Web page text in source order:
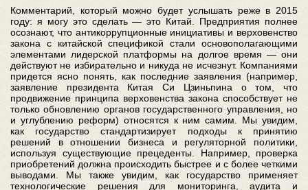
Комментарий, который можно будет услышать реже в 2015
году: я могу это сделать — это Китай. Предприятия полнее
осознают, что антикоррупционные инициативы и верховенство
закона с китайской спецификой стали основополагающими
элементами лидерской платформы на долгое время — они
действуют не избирательно и никуда не исчезнут. Компаниями
придется ясно понять, как последние заявления (например,
заявление президента Китая Си Цзиньпина о том, что
продвижение принципа верховенства закона способствует не
только обновлению органов государственного управления, но
и углублению реформ) относятся к ним самим. Мы увидим,
как государство стандартизирует подходы к принятию
решений в отношении бизнеса и регуляторной политики,
используя существующие прецеденты. Например, проверка
приобретений должна происходить быстрее и с более четкими
выводами. Мы также увидим, как государство применяет
технологические решения для мониторинга, аудита и